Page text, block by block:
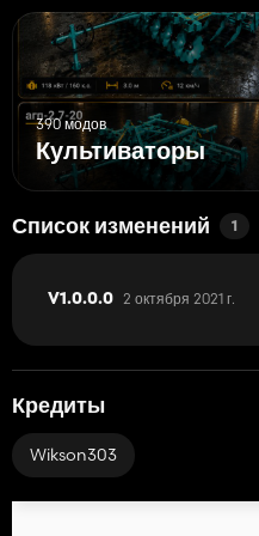
390 модов
Культиваторы
Список изменений 1
V1.0.0.0 2 октября 2021 г.
Кредиты
Wikson303